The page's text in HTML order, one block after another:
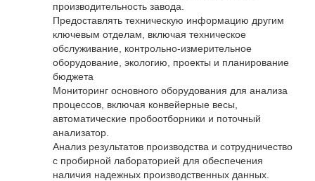
производительность завода.
Предоставлять техническую информацию другим
ключевым отделам, включая техническое
обслуживание, контрольно-измерительное
оборудование, экологию, проекты и планирование
бюджета
Мониторинг основного оборудования для анализа
процессов, включая конвейерные весы,
автоматические пробоотборники и поточный
анализатор.
Анализ результатов производства и сотрудничество
с пробирной лабораторией для обеспечения
наличия надежных производственных данных.